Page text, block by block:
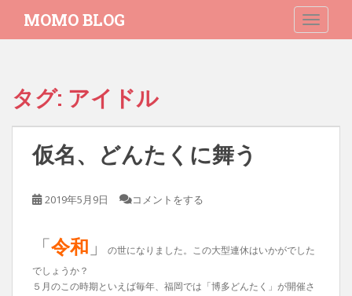
i
MOMO BLOG
タグ: アイドル
仮名、どんたくに舞う
2019年5月9日 コメントをする
「 令和 」
の世になりました。この大型連休はいかがでした
でしょうか？
５月のこの時期といえば毎年、福岡では「博多どんたく」が開催さ